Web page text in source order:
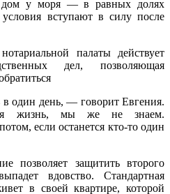
дом у моря — в равных долях
вступают в силу после
палаты действует
дел, позволяющая
один день, — говорит Евгения.
жизнь, мы же не знаем.
если останется кто-то один
позволяет защитить второго
вдовство. Стандартная
в своей квартире, которой